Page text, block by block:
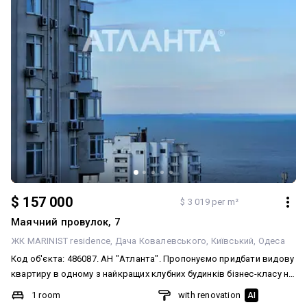
$ 157 000 $ 3 019 per m²
Маячний провулок, 7
ЖК MARINIST residence Дача Ковалевського Київський Одеса
Код об'єкта: 486087. АН "Атланта". Пропонуємо придбати видову
квартиру в одному з найкращих клубних будинків бізнес-класу на
узбережжі Одеси, у ЖК "Мариніст Резиденс". У цьому будинку
рідко продають квартири, а особливо з новим якісним
1 room
with renovation AI